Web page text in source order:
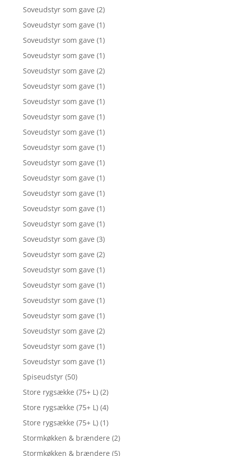
Soveudstyr som gave (2)
Soveudstyr som gave (1)
Soveudstyr som gave (1)
Soveudstyr som gave (1)
Soveudstyr som gave (2)
Soveudstyr som gave (1)
Soveudstyr som gave (1)
Soveudstyr som gave (1)
Soveudstyr som gave (1)
Soveudstyr som gave (1)
Soveudstyr som gave (1)
Soveudstyr som gave (1)
Soveudstyr som gave (1)
Soveudstyr som gave (1)
Soveudstyr som gave (1)
Soveudstyr som gave (3)
Soveudstyr som gave (2)
Soveudstyr som gave (1)
Soveudstyr som gave (1)
Soveudstyr som gave (1)
Soveudstyr som gave (1)
Soveudstyr som gave (2)
Soveudstyr som gave (1)
Soveudstyr som gave (1)
Spiseudstyr (50)
Store rygsække (75+ L) (2)
Store rygsække (75+ L) (4)
Store rygsække (75+ L) (1)
Stormkøkken & brændere (2)
Stormkøkken & brændere (5)